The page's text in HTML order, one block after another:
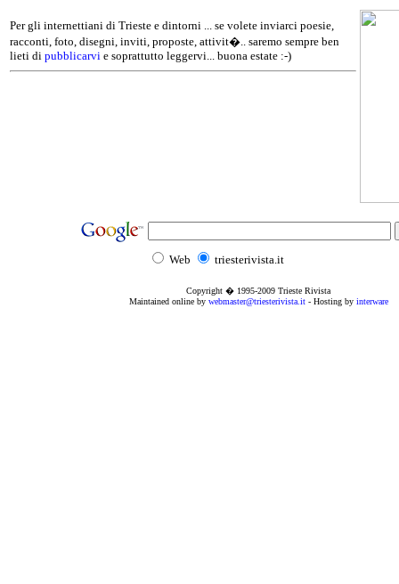
Per gli internettiani di Trieste e dintorni ... se volete inviarci poesie,
racconti, foto, disegni, inviti, proposte, attivit�.. saremo sempre ben
lieti di pubblicarvi e soprattutto leggervi... buona estate :-)
Web triesterivista.it
Copyright � 1995-2009 Trieste Rivista
Maintained online by webmaster@triesterivista.it- Hosting by interware